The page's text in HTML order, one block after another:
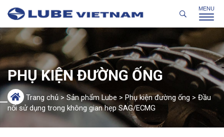
PHỤ KIỆN ĐƯỜNG ỐNG
Trang chủ>Sản phẩm Lube > Phụ kiện đường ống > Đầu
nối sử dụng trong không gian hẹp SAG/ECMG